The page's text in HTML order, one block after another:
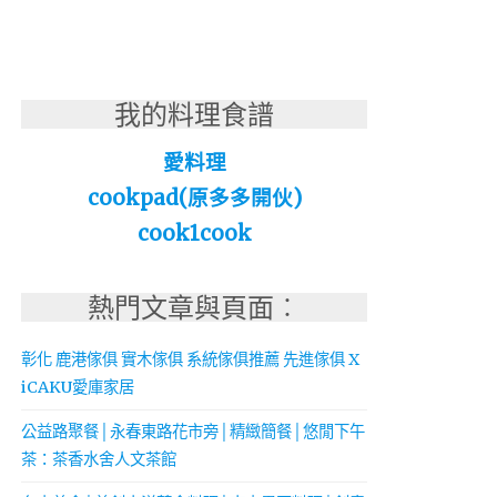
我的料理食譜
愛料理
cookpad(原多多開伙)
cook1cook
熱門文章與頁面︰
彰化 鹿港傢俱 實木傢俱 系統傢俱推薦 先進傢俱 X
iCAKU愛庫家居
公益路聚餐│永春東路花市旁│精緻簡餐│悠閒下午
茶：茶香水舍人文茶館